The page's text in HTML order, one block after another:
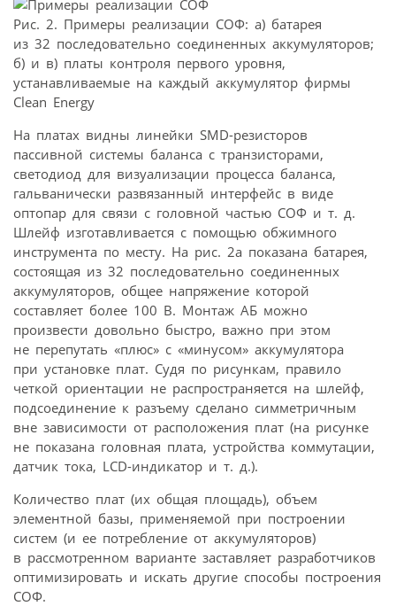
Рис. 2. Примеры реализации СОФ: а) батарея
из 32 последовательно соединенных аккумуляторов;
б) и в) платы контроля первого уровня,
устанавливаемые на каждый аккумулятор фирмы
Clean Energy
На платах видны линейки SMD-резисторов
пассивной системы баланса с транзисторами,
светодиод для визуализации процесса баланса,
гальванически развязанный интерфейс в виде
оптопар для связи с головной частью СОФ и т. д.
Шлейф изготавливается с помощью обжимного
инструмента по месту. На рис. 2а показана батарея,
состоящая из 32 последовательно соединенных
аккумуляторов, общее напряжение которой
составляет более 100 В. Монтаж АБ можно
произвести довольно быстро, важно при этом
не перепутать «плюс» с «минусом» аккумулятора
при установке плат. Судя по рисункам, правило
четкой ориентации не распространяется на шлейф,
подсоединение к разъему сделано симметричным
вне зависимости от расположения плат (на рисунке
не показана головная плата, устройства коммутации,
датчик тока, LCD-индикатор и т. д.).
Количество плат (их общая площадь), объем
элементной базы, применяемой при построении
систем (и ее потребление от аккумуляторов)
в рассмотренном варианте заставляет разработчиков
оптимизировать и искать другие способы построения
СОФ.